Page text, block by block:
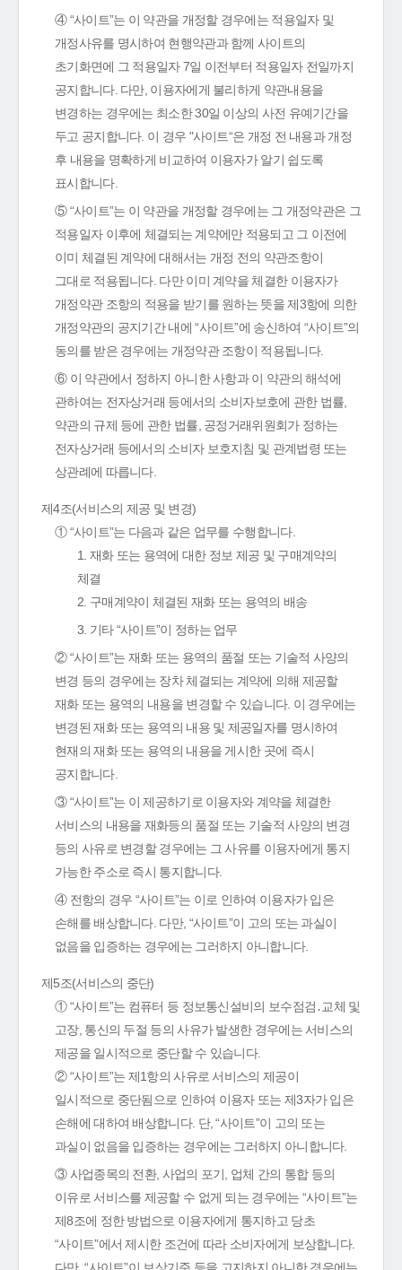
④ “사이트”는 이 약관을 개정할 경우에는 적용일자 및
개정사유를 명시하여 현행약관과 함께 사이트의
초기화면에 그 적용일자 7일 이전부터 적용일자 전일까지
공지합니다. 다만, 이용자에게 불리하게 약관내용을
변경하는 경우에는 최소한 30일 이상의 사전 유예기간을
두고 공지합니다. 이 경우 "사이트“은 개정 전 내용과 개정
후 내용을 명확하게 비교하여 이용자가 알기 쉽도록
표시합니다.
⑤ “사이트”는 이 약관을 개정할 경우에는 그 개정약관은 그
적용일자 이후에 체결되는 계약에만 적용되고 그 이전에
이미 체결된 계약에 대해서는 개정 전의 약관조항이
그대로 적용됩니다. 다만 이미 계약을 체결한 이용자가
개정약관 조항의 적용을 받기를 원하는 뜻을 제3항에 의한
개정약관의 공지기간 내에 “사이트”에 송신하여 “사이트”의
동의를 받은 경우에는 개정약관 조항이 적용됩니다.
⑥ 이 약관에서 정하지 아니한 사항과 이 약관의 해석에
관하여는 전자상거래 등에서의 소비자보호에 관한 법률,
약관의 규제 등에 관한 법률, 공정거래위원회가 정하는
전자상거래 등에서의 소비자 보호지침 및 관계법령 또는
상관례에 따릅니다.
제4조(서비스의 제공 및 변경)
① “사이트”는 다음과 같은 업무를 수행합니다.
1. 재화 또는 용역에 대한 정보 제공 및 구매계약의
체결
2. 구매계약이 체결된 재화 또는 용역의 배송
3. 기타 “사이트”이 정하는 업무
② “사이트”는 재화 또는 용역의 품절 또는 기술적 사양의
변경 등의 경우에는 장차 체결되는 계약에 의해 제공할
재화 또는 용역의 내용을 변경할 수 있습니다. 이 경우에는
변경된 재화 또는 용역의 내용 및 제공일자를 명시하여
현재의 재화 또는 용역의 내용을 게시한 곳에 즉시
공지합니다.
③ “사이트”는 이 제공하기로 이용자와 계약을 체결한
서비스의 내용을 재화등의 품절 또는 기술적 사양의 변경
등의 사유로 변경할 경우에는 그 사유를 이용자에게 통지
가능한 주소로 즉시 통지합니다.
④ 전항의 경우 “사이트”는 이로 인하여 이용자가 입은
손해를 배상합니다. 다만, “사이트”이 고의 또는 과실이
없음을 입증하는 경우에는 그러하지 아니합니다.
제5조(서비스의 중단)
① “사이트”는 컴퓨터 등 정보통신설비의 보수점검․교체 및
고장, 통신의 두절 등의 사유가 발생한 경우에는 서비스의
제공을 일시적으로 중단할 수 있습니다.
② “사이트”는 제1항의 사유로 서비스의 제공이
일시적으로 중단됨으로 인하여 이용자 또는 제3자가 입은
손해에 대하여 배상합니다. 단, “사이트”이 고의 또는
과실이 없음을 입증하는 경우에는 그러하지 아니합니다.
③ 사업종목의 전환, 사업의 포기, 업체 간의 통합 등의
이유로 서비스를 제공할 수 없게 되는 경우에는 “사이트”는
제8조에 정한 방법으로 이용자에게 통지하고 당초
“사이트”에서 제시한 조건에 따라 소비자에게 보상합니다.